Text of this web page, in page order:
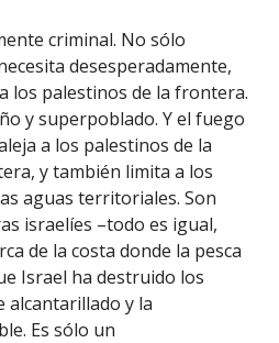
criminal. No sólo
desesperadamente,
los palestinos de la frontera.
y superpoblado. Y el fuego
a los palestinos de la
y también limita a los
aguas territoriales. Son
israelíes –todo es igual,
de la costa donde la pesca
Israel ha destruido los
alcantarillado y la
Es sólo un